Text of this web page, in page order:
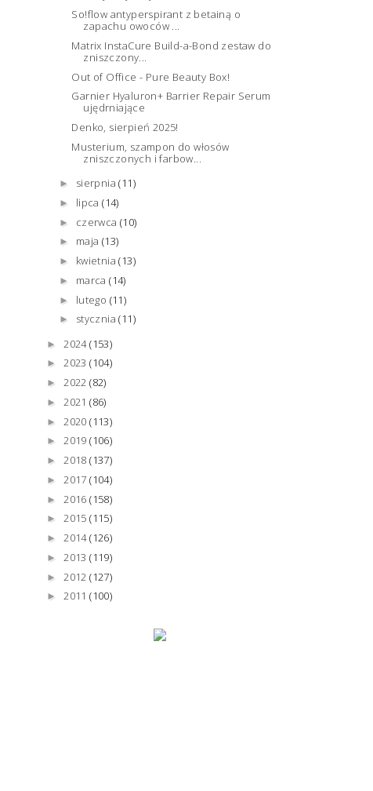
So!flow antyperspirant z betainą o
zapachu owoców ...
Matrix InstaCure Build-a-Bond zestaw do
zniszczony...
Out of Office - Pure Beauty Box!
Garnier Hyaluron+ Barrier Repair Serum
ujędrniające
Denko, sierpień 2025!
Musterium, szampon do włosów
zniszczonych i farbow...
► sierpnia(11)
► lipca(14)
► czerwca (10)
► maja (13)
► kwietnia(13)
► marca(14)
► lutego (11)
► stycznia(11)
► 2024(153)
►2023(104)
►2022(82)
► 2021(86)
► 2020(113)
►2019(106)
►2018(137)
► 2017(104)
► 2016(158)
►2015(115)
►2014(126)
► 2013(119)
► 2012(127)
►2011(100)